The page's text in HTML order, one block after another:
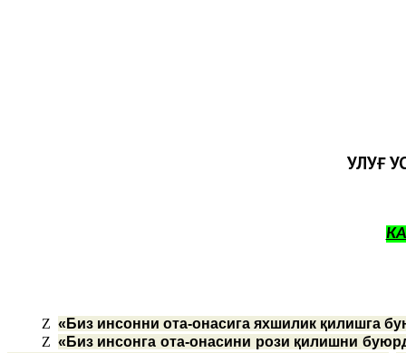
УЛУҒ
Z «Биз инсонни ота-онасига яхшилик қилишга
Z «Биз инсонга ота-онасини рози қилишни